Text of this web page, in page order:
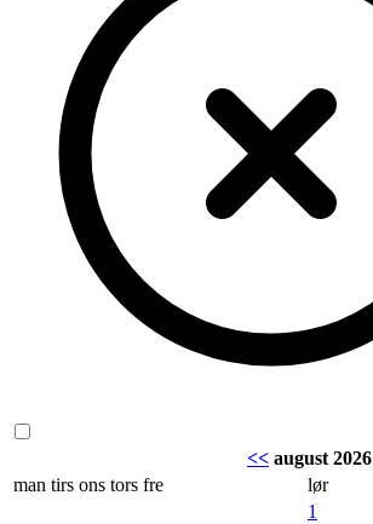
<< august 2026
man tirs ons tors fre lør
1